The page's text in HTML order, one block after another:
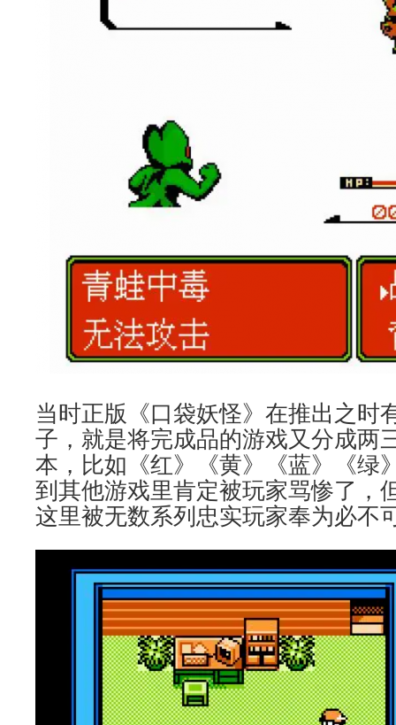
当时正版《口袋妖怪》在推出之时
子，就是将完成品的游戏又分成两
本，比如《红》《黄》《蓝》《绿
到其他游戏里肯定被玩家骂惨了，
这里被无数系列忠实玩家奉为必不